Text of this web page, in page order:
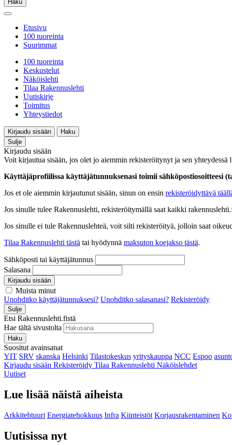
Haku
Etusivu
100 tuoreinta
Suurimmat
100 tuoreinta
Keskustelut
Näköislehti
Tilaa Rakennuslehti
Uutiskirje
Toimitus
Yhteystiedot
Kirjaudu sisään
Haku
Sulje
Kirjaudu sisään
Voit kirjautua sisään, jos olet jo aiemmin rekisteröitynyt ja sen
Käyttäjäprofiilissa käyttäjätunnuksenasi toimii sähköpostiosoitteesi
Jos et ole aiemmin kirjautunut sisään, sinun on ensin rekisteröidyttävä
Jos sinulle tulee Rakennuslehti, rekisteröitymällä saat kaikki
Jos sinulle ei tule Rakennuslehteä, voit silti rekisteröityä, jolloin saat
Tilaa Rakennuslehti tästä tai hyödynnä maksuton koejakso tästä.
Sähköposti tai käyttäjätunnus
Salasana
Kirjaudu sisään
Muista minut
Unohditko käyttäjätunnuksesi? Unohditko salasanasi? Rekisteröidy
Sulje
Etsi Rakennuslehti.fistä
Hae tältä sivustolta
Haku
Suositut avainsanat
YIT SRV skanska Helsinki Tilastokeskus yrityskauppa NCC Espoo
Kirjaudu sisään Rekisteröidy Tilaa Rakennuslehti Näköislehdet
Uutiset
Lue lisää näistä aiheista
Arkkitehtuuri Energiatehokkuus Infra Kiinteistöt Korjausrakentaminen
Uutisissa nyt